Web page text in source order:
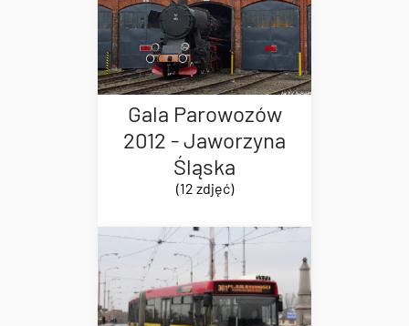
Gala Parowozów
2012 - Jaworzyna
Śląska
(12 zdjęć)